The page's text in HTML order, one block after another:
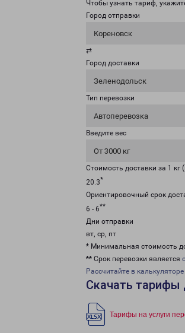
Чтобы узнать тариф,
Город отправки
Кореновск
⇄
Город доставки
Зеленодольск
Тип перевозки
Автоперевозка
Введите вес
От 3000 кг
Стоимость доставки за 1
20.3*
Ориентировочный срок
6 - 6**
Дни отправки
вт, ср, пт
* Минимальная стоимость
** Срок перевозки является
Рассчитайте в калькуляторе
Скачать тарифы
Тарифы на услуги